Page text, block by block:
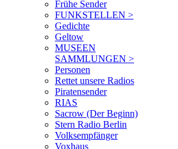
Frühe Sender
FUNKSTELLEN >
Gedichte
Geltow
MUSEEN
SAMMLUNGEN >
Personen
Rettet unsere Radios
Piratensender
RIAS
Sacrow (Der Beginn)
Stern Radio Berlin
Volksempfänger
Voxhaus